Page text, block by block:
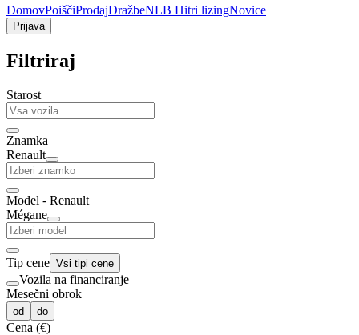
DomovPoiščiProdajDražbeNLB Hitri lizingNovice
Prijava
Filtriraj
Starost
Znamka
Renault
Model - Renault
Mégane
Tip cene Vsi tipi cene
Vozila na financiranje
Mesečni obrok
od do
Cena (€)